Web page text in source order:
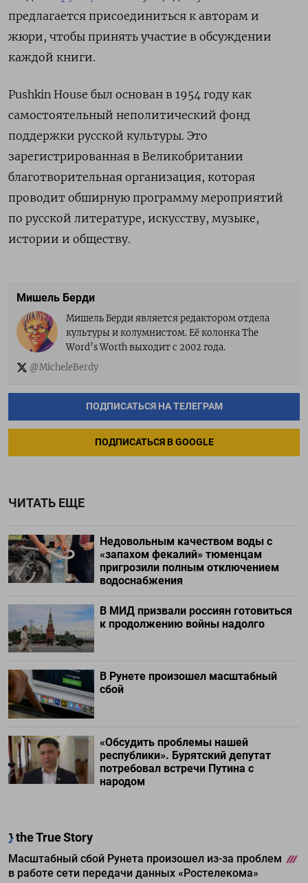
предлагается присоединиться к авторам и
жюри, чтобы принять участие в обсуждении
каждой книги.
Pushkin House был основан в 1954 году как
самостоятельный неполитический фонд
поддержки русской культуры. Это
зарегистрированная в Великобритании
благотворительная организация, которая
проводит обширную программу мероприятий
по русской литературе, искусству, музыке,
истории и обществу.
Мишель Берди
Мишель Берди является редактором отдела
культуры и колумнистом. Её колонка The
Word’s Worth выходит с 2002 года.
@MicheleBerdy
ПОДПИСАТЬСЯ НА ТЕЛЕГРАМ
ПОДПИСАТЬСЯ В GOOGLE
ЧИТАТЬ ЕЩЕ
Недовольным качеством воды с
«запахом фекалий» тюменцам
пригрозили полным отключением
водоснабжения
В МИД призвали россиян готовиться
к продолжению войны надолго
В Рунете произошел масштабный
сбой
«Обсудить проблемы нашей
республики». Бурятский депутат
потребовал встречи Путина с
народом